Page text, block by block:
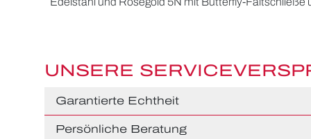
UNSERE
Garantierte Echtheit
Persönliche Beratung